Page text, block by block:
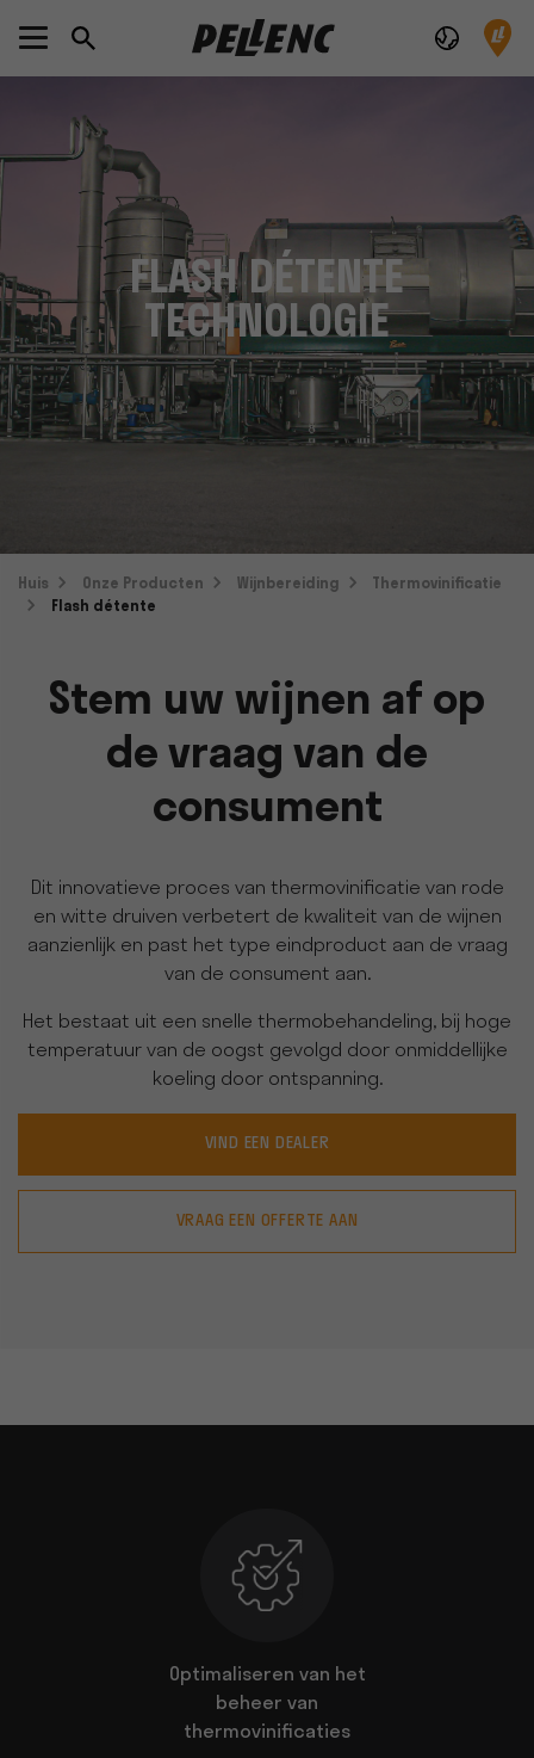
FLASH DÉTENTE
TECHNOLOGIE
Huis Onze Producten Wijnbereiding
Thermovinificatie
Flash détente
Stem uw wijnen af op
de vraag van de
consument
Dit innovatieve proces van thermovinificatie van rode
en witte druiven verbetert de kwaliteit van de wijnen
aanzienlijk en past het type eindproduct aan de vraag
van de consument aan.
Het bestaat uit een snelle thermobehandeling, bij hoge
temperatuur van de oogst gevolgd door onmiddellijke
koeling door ontspanning.
VIND EEN DEALER
VRAAG EEN OFFERTE AAN
Optimaliseren van het
beheer van
thermovinificaties